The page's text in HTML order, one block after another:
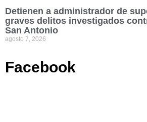
Detienen a administrador de
graves delitos investigados
San Antonio
agosto 7, 2026
Facebook